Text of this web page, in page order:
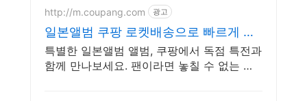
http://m.coupang.com 광고
일본앨범 쿠팡 로켓배송으로 빠르게 즐
겨요
특별한 일본앨범 앨범, 쿠팡에서 독점 특전과
함께 만나보세요. 팬이라면 놓칠 수 없는 초